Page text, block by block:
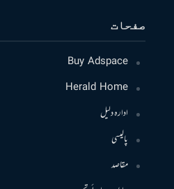
صفحات
Buy Adspace
Herald Home
ادارہ دلیل
پالیسی
مقاصد